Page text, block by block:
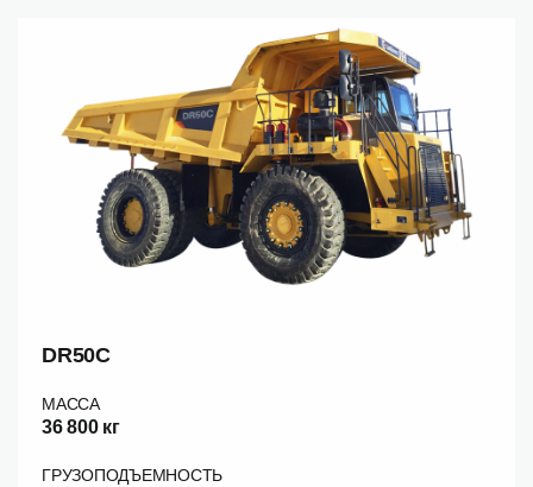
DR50C
МАССА
36 800 кг
ГРУЗОПОДЪЕМНОСТЬ